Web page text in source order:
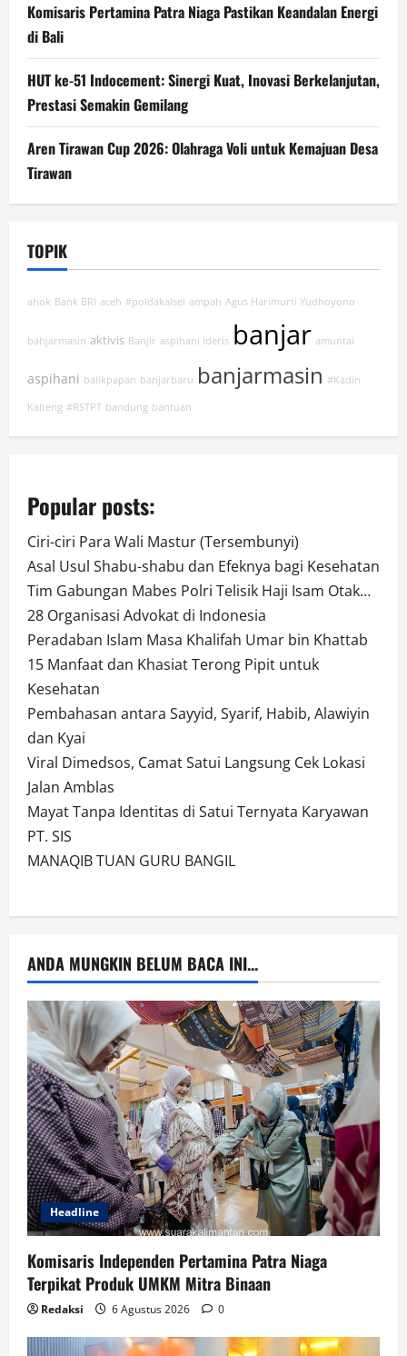
Komisaris Pertamina Patra Niaga Pastikan Keandalan Energi
di Bali
HUT ke-51 Indocement: Sinergi Kuat, Inovasi Berkelanjutan,
Prestasi Semakin Gemilang
Aren Tirawan Cup 2026: Olahraga Voli untuk Kemajuan Desa
Tirawan
TOPIK
ahok Bank BRI aceh #poldakalsel ampah Agus Harimurti Yudhoyono
bahjarmasin aktivis Banjir aspihani ideris banjar amuntai
aspihani balikpapan banjarbaru banjarmasin #Kadin
Kalteng #RSTPT bandung bantuan
Popular posts:
Ciri-ciri Para Wali Mastur (Tersembunyi)
Asal Usul Shabu-shabu dan Efeknya bagi Kesehatan
Tim Gabungan Mabes Polri Telisik Haji Isam Otak…
28 Organisasi Advokat di Indonesia
Peradaban Islam Masa Khalifah Umar bin Khattab
15 Manfaat dan Khasiat Terong Pipit untuk
Kesehatan
Pembahasan antara Sayyid, Syarif, Habib, Alawiyin
dan Kyai
Viral Dimedsos, Camat Satui Langsung Cek Lokasi
Jalan Amblas
Mayat Tanpa Identitas di Satui Ternyata Karyawan
PT. SIS
MANAQIB TUAN GURU BANGIL
ANDA MUNGKIN BELUM BACA INI...
Headline
Komisaris Independen Pertamina Patra Niaga
Terpikat Produk UMKM Mitra Binaan
Redaksi 6 Agustus 2026 0